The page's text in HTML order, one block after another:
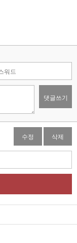
댓글쓰기
수정 삭제